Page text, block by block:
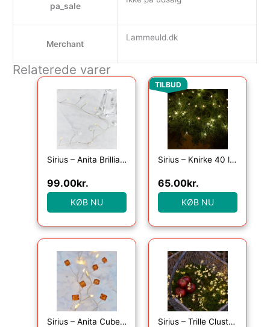
pa_sale
Merchant
Lammeuld.dk
Relaterede varer
Sirius – Anita Brilliant, 20LED, Klar, 1,05+25cm
99.00kr.
KØB NU
TILBUD
Sirius – Knirke 40 lys med timer, Klar/Grøn
Den oprindelige pris
65.00kr.
Den aktuelle
KØB NU
Sirius – Anita Cube, 20LED, Amber, 1,05+25cm Sirius – Trille Cluster 160 lys, Klar/Grøn